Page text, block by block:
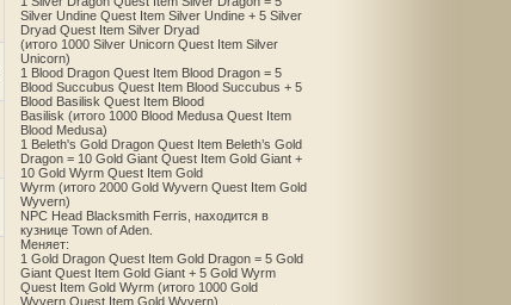
Silver Undine Quest Item Silver Undine + 5 Silver
Dryad Quest Item Silver Dryad
(итого 1000 Silver Unicorn Quest Item Silver
Unicorn)
1 Blood Dragon Quest Item Blood Dragon = 5
Blood Succubus Quest Item Blood Succubus + 5
Blood Basilisk Quest Item Blood
Basilisk (итого 1000 Blood Medusa Quest Item
Blood Medusa)
1 Beleth's Gold Dragon Quest Item Beleth’s Gold
Dragon = 10 Gold Giant Quest Item Gold Giant +
10 Gold Wyrm Quest Item Gold
Wyrm (итого 2000 Gold Wyvern Quest Item Gold
Wyvern)
NPC Head Blacksmith Ferris, находится в
кузнице Town of Aden.
Меняет:
1 Gold Dragon Quest Item Gold Dragon = 5 Gold
Giant Quest Item Gold Giant + 5 Gold Wyrm
Quest Item Gold Wyrm (итого 1000 Gold
Wyvern Quest Item Gold Wyvern)